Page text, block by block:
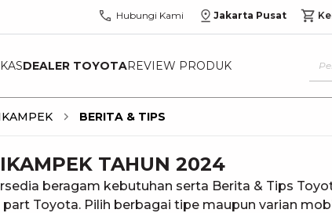
Hubungi Kami Jakarta Pusat
DEALER TOYOTAREVIEW PRODUK
BERITA & TIPS
TAHUN 2024
beragam kebutuhan serta Berita & Tips
Toyota. Pilih berbagai tipe maupun varian